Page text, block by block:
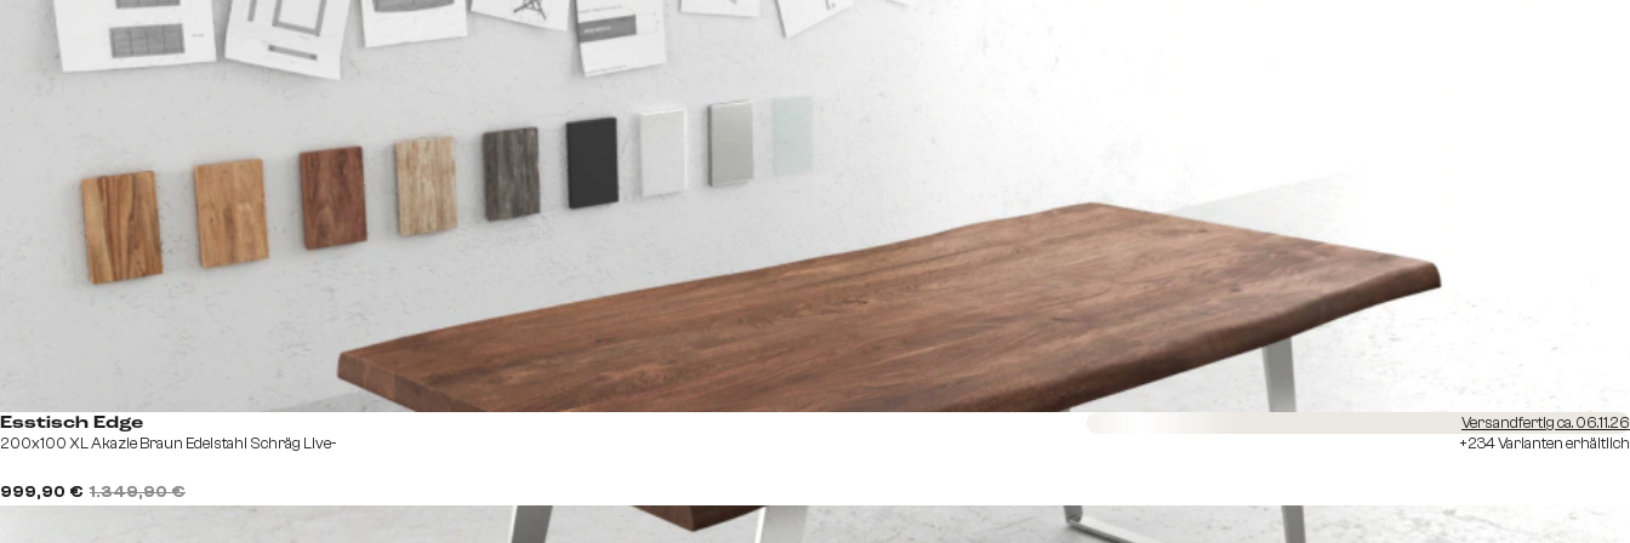
Esstisch Edge
200x100 XL Akazie Braun Edelstahl Schräg Live-
999,90 € 1.349,90 €
Versandfertig ca. 06.11.26
+234 Varianten erhältlich